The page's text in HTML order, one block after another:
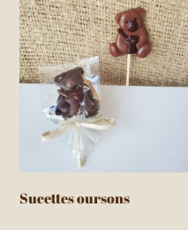
Sucettes oursons